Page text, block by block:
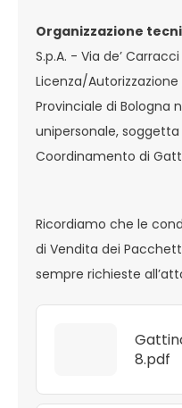
Organizzazione
S.p.A. - Via de’
Licenza/
Provinciale di Bologna
unipersonale, soggetta
Coordinamento di
Ricordiamo che le
di Vendita dei
sempre richieste
8.pdf